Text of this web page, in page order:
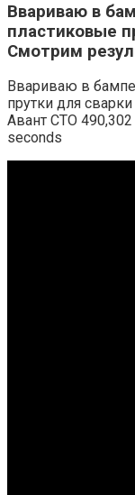
Ввариваю в
пластиковые
Смотрим
Ввариваю в
прутки для
Авант СТО
seconds